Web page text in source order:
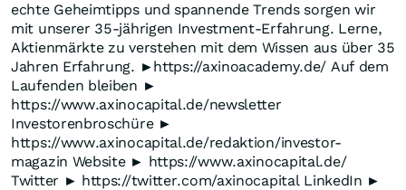
echte Geheimtipps und spannende Trends sorgen wir
mit unserer 35-jährigen Investment-Erfahrung. Lerne,
Aktienmärkte zu verstehen mit dem Wissen aus über 35
Jahren Erfahrung. ►https://axinoacademy.de/ Auf dem
Laufenden bleiben ►
https://www.axinocapital.de/newsletter
Investorenbroschüre ►
https://www.axinocapital.de/redaktion/investor-
magazin Website ► https://www.axinocapital.de/
Twitter ► https://twitter.com/axinocapital LinkedIn ►